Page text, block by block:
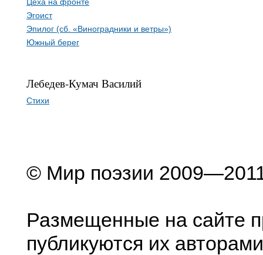
Эгоист
Эпилог (сб. «Виноградники и ветры»)
Южный берег
Лебедев-Кумач Василий
Стихи
© Мир поэзии
Размещенные на сайте
публикуются их